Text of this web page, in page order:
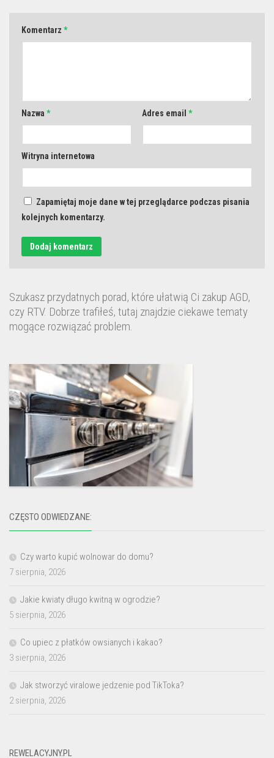
Komentarz *
Nazwa * Adres email *
Witryna internetowa
Zapamiętaj moje dane w tej przeglądarce podczas pisania
kolejnych komentarzy.
Szukasz przydatnych porad, które ułatwią Ci zakup AGD,
czy RTV. Dobrze trafiłeś, tutaj znajdzie ciekawe tematy
mogące rozwiązać problem.
CZĘSTO ODWIEDZANE:
Czy warto kupić wolnowar do domu?
7 sierpnia, 2026
Jakie kwiaty długo kwitną w ogrodzie?
5 sierpnia, 2026
Co upiec z płatków owsianych i kakao?
3 sierpnia, 2026
Jak stworzyć viralowe jedzenie pod TikToka?
2 sierpnia, 2026
REWELACYJNY.PL